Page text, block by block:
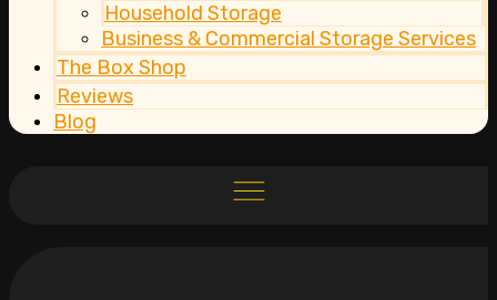
Household Storage
Business & Commercial Storage Services
The Box Shop
Reviews
Blog